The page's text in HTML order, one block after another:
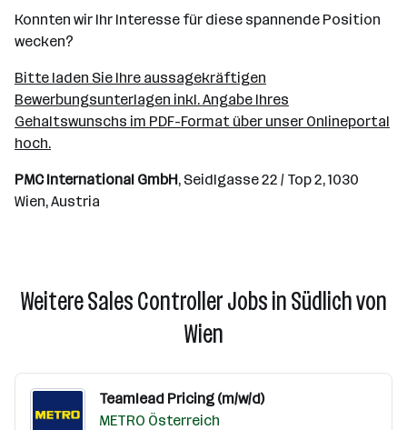
Konnten wir Ihr Interesse für diese spannende Position
wecken?
Bitte laden Sie Ihre aussagekräftigen
Bewerbungsunterlagen inkl. Angabe Ihres
Gehaltswunschs im PDF-Format über unser Onlineportal
hoch.
PMC International GmbH, Seidlgasse 22 / Top 2, 1030
Wien, Austria
Weitere Sales Controller Jobs in Südlich von
Wien
Teamlead Pricing (m/w/d)
METRO Österreich